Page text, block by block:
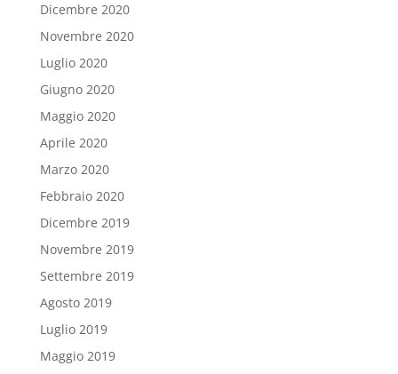
Dicembre 2020
Novembre 2020
Luglio 2020
Giugno 2020
Maggio 2020
Aprile 2020
Marzo 2020
Febbraio 2020
Dicembre 2019
Novembre 2019
Settembre 2019
Agosto 2019
Luglio 2019
Maggio 2019